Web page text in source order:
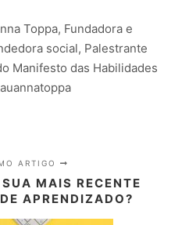
Toppa, Fundadora e
social, Palestrante
Manifesto das Habilidades
ARTIGO
MAIS RECENTE
APRENDIZADO?